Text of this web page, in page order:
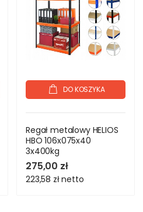
DO KOSZYKA
Regał metalowy HELIOS
HBO 106x075x40
3x400kg
275,00 zł
223,58 złnetto